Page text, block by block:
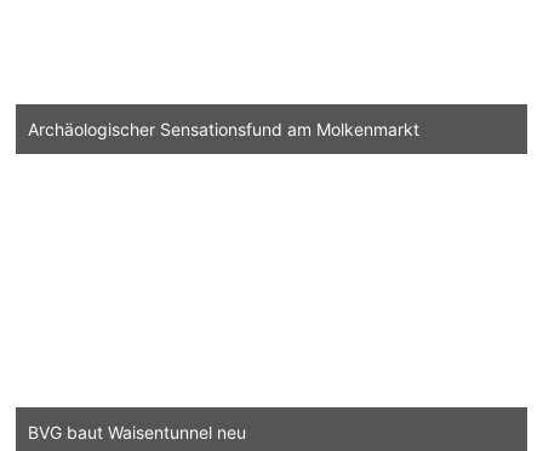
Archäologischer Sensationsfund am Molkenmarkt
BVG baut Waisentunnel neu